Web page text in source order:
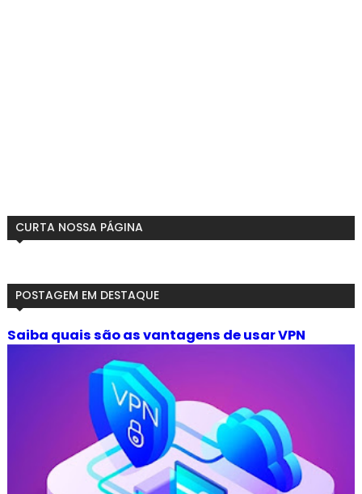
CURTA NOSSA PÁGINA
POSTAGEM EM DESTAQUE
Saiba quais são as vantagens de usar VPN